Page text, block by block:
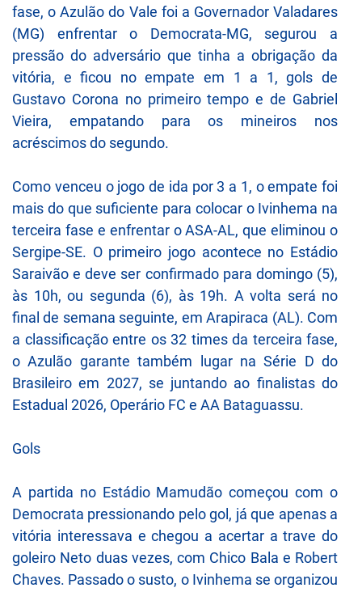
fase, o Azulão do Vale foi a Governador Valadares
(MG) enfrentar o Democrata-MG, segurou a
pressão do adversário que tinha a obrigação da
vitória, e ficou no empate em 1 a 1, gols de
Gustavo Corona no primeiro tempo e de Gabriel
Vieira, empatando para os mineiros nos
acréscimos do segundo.
Como venceu o jogo de ida por 3 a 1, o empate foi
mais do que suficiente para colocar o Ivinhema na
terceira fase e enfrentar o ASA-AL, que eliminou o
Sergipe-SE. O primeiro jogo acontece no Estádio
Saraivão e deve ser confirmado para domingo (5),
às 10h, ou segunda (6), às 19h. A volta será no
final de semana seguinte, em Arapiraca (AL). Com
a classificação entre os 32 times da terceira fase,
o Azulão garante também lugar na Série D do
Brasileiro em 2027, se juntando ao finalistas do
Estadual 2026, Operário FC e AA Bataguassu.
Gols
A partida no Estádio Mamudão começou com o
Democrata pressionando pelo gol, já que apenas a
vitória interessava e chegou a acertar a trave do
goleiro Neto duas vezes, com Chico Bala e Robert
Chaves. Passado o susto, o Ivinhema se organizou